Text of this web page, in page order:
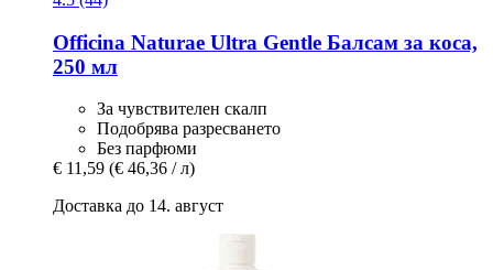
Officina Naturae Ultra Gentle Балсам за коса,
250 мл
За чувствителен скалп
Подобрява разресването
Без парфюми
€ 11,59 (€ 46,36 / л)
Доставка до 14. август